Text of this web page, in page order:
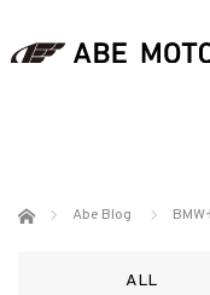
ホーム Abe Blog
ALL